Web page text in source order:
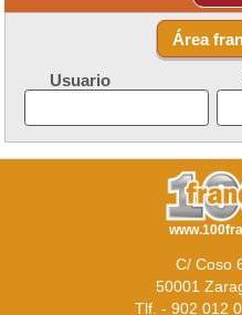
Área
Usuario
C/ Coso
50001
Tlf. - 902 012